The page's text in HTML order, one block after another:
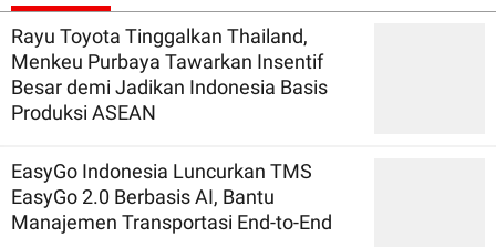
Rayu Toyota Tinggalkan Thailand,
Menkeu Purbaya Tawarkan Insentif
Besar demi Jadikan Indonesia Basis
Produksi ASEAN
EasyGo Indonesia Luncurkan TMS
EasyGo 2.0 Berbasis AI, Bantu
Manajemen Transportasi End-to-End